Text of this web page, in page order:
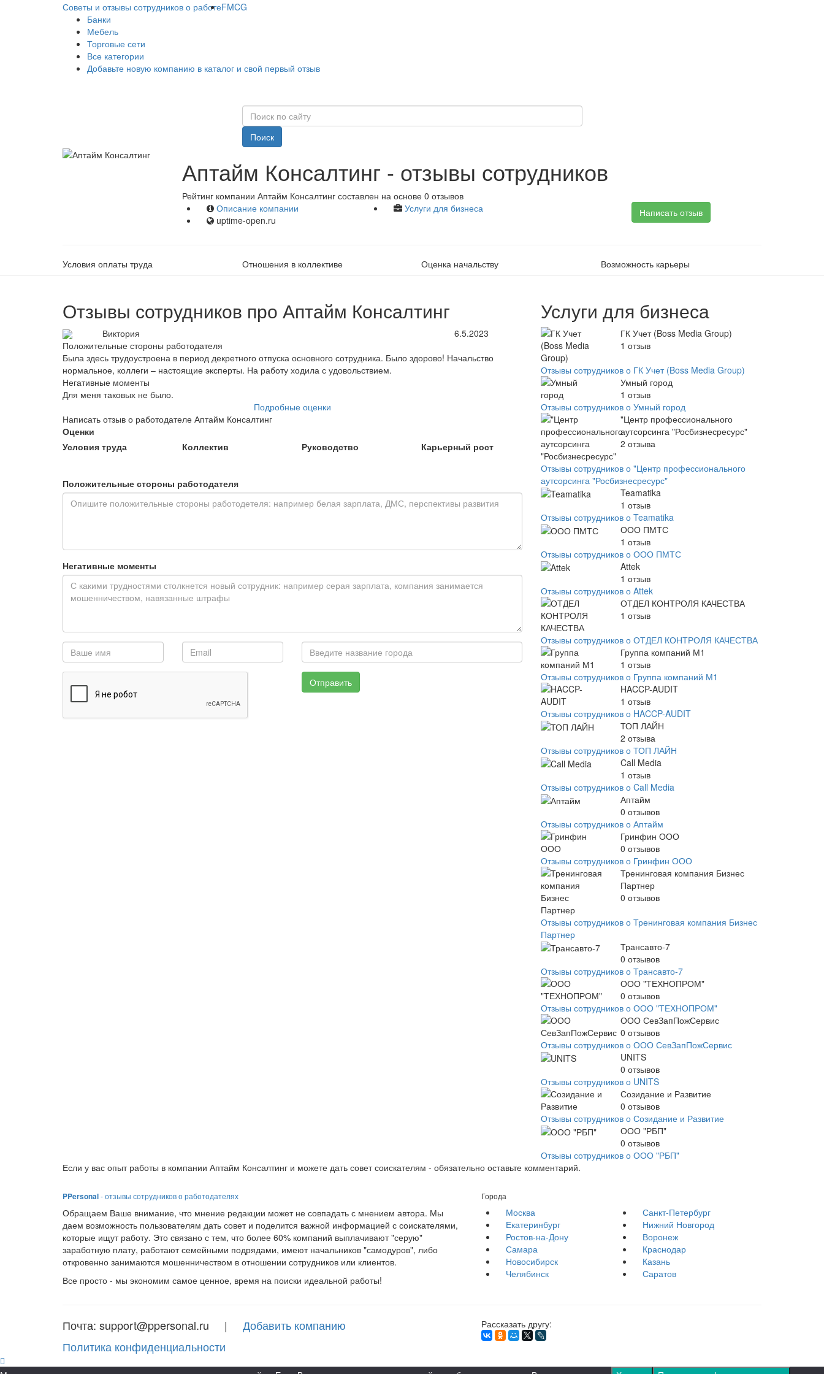
Советы и отзывы сотрудников о работеFMCG
Банки
Мебель
Торговые сети
Все категории
Добавьте новую компанию в каталог и свой первый отзыв
Поиск
Аптайм Консалтинг - отзывы сотрудников
Рейтинг компании Аптайм Консалтинг составлен на основе 0 отзывов
Описание компании
Услуги для бизнеса
uptime-open.ru
Написать отзыв
Условия оплаты труда Отношения в коллективе Оценка начальству Возможность карьеры
Отзывы сотрудников про Аптайм Консалтинг
Виктория
6.5.2023
Положительные стороны работодателя
Была здесь трудоустроена в период декретного отпуска основного сотрудника. Было здорово! Начальство
нормальное, коллеги – настоящие эксперты. На работу ходила с удовольствием.
Негативные моменты
Для меня таковых не было.
Подробные оценки
Написать отзыв о работодателе Аптайм Консалтинг
Оценки
Условия труда
Коллектив Руководство Карьерный рост
Положительные стороны работодателя
Негативные моменты
Отправить
Услуги для бизнеса
ГК Учет (Boss Media Group)
1 отзыв
Отзывы сотрудников о ГК Учет (Boss Media Group)
Умный город
1 отзыв
Отзывы сотрудников о Умный город
"Центр профессионального
аутсорсинга "Росбизнесресурс"
2 отзыва
Отзывы сотрудников о "Центр профессионального
аутсорсинга "Росбизнесресурс"
Teamatika
1 отзыв
Отзывы сотрудников о Teamatika
ООО ПМТС
1 отзыв
Отзывы сотрудников о ООО ПМТС
Attek
1 отзыв
Отзывы сотрудников о Attek
ОТДЕЛ КОНТРОЛЯ КАЧЕСТВА
1 отзыв
Отзывы сотрудников о ОТДЕЛ КОНТРОЛЯ КАЧЕСТВА
Группа компаний М1
1 отзыв
Отзывы сотрудников о Группа компаний М1
HACCP-AUDIT
1 отзыв
Отзывы сотрудников о HACCP-AUDIT
ТОП ЛАЙН
2 отзыва
Отзывы сотрудников о ТОП ЛАЙН
Call Media
1 отзыв
Отзывы сотрудников о Call Media
Аптайм
0 отзывов
Отзывы сотрудников о Аптайм
Гринфин ООО
0 отзывов
Отзывы сотрудников о Гринфин ООО
Тренинговая компания Бизнес
Партнер
0 отзывов
Отзывы сотрудников о Тренинговая компания Бизнес
Партнер
Трансавто-7
0 отзывов
Отзывы сотрудников о Трансавто-7
ООО "ТЕХНОПРОМ"
0 отзывов
Отзывы сотрудников о ООО "ТЕХНОПРОМ"
ООО СевЗапПожСервис
0 отзывов
Отзывы сотрудников о ООО СевЗапПожСервис
UNITS
0 отзывов
Отзывы сотрудников о UNITS
Созидание и Развитие
0 отзывов
Отзывы сотрудников о Созидание и Развитие
ООО "РБП"
0 отзывов
Отзывы сотрудников о ООО "РБП"
Если у вас опыт работы в компании Аптайм Консалтинг и можете дать совет соискателям - обязательно оставьте комментарий.
PPersonal- отзывы сотрудников о работодателях
Обращаем Ваше внимание, что мнение редакции может не совпадать с мнением автора. Мы
даем возможность пользователям дать совет и поделится важной информацией с соискателями,
которые ищут работу. Это связано с тем, что более 60% компаний выплачивают "серую"
заработную плату, работают семейными подрядами, имеют начальников "самодуров", либо
откровенно занимаются мошенничеством в отношении сотрудников или клиентов.
Все просто - мы экономим самое ценное, время на поиски идеальной работы!
Города
Москва
Санкт-Петербург
Екатеринбург
Нижний Новгород
Ростов-на-Дону
Воронеж
Самара
Краснодар
Новосибирск
Казань
Челябинск
Саратов
Почта: support@ppersonal.ru | Добавить компанию
Политика конфиденциальности
Рассказать другу: